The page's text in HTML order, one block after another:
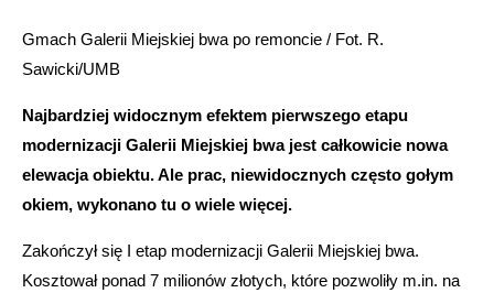
Gmach Galerii Miejskiej bwa po remoncie / Fot. R.
Sawicki/UMB
Najbardziej widocznym efektem pierwszego etapu
modernizacji Galerii Miejskiej bwa jest całkowicie nowa
elewacja obiektu. Ale prac, niewidocznych często gołym
okiem, wykonano tu o wiele więcej.
Zakończył się I etap modernizacji Galerii Miejskiej bwa.
Kosztował ponad 7 milionów złotych, które pozwoliły m.in. na